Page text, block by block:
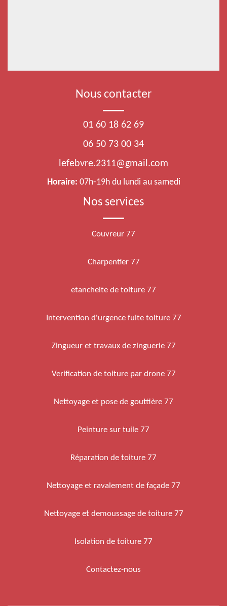
Nous contacter
01 60 18 62 69
06 50 73 00 34
lefebvre.2311@gmail.com
Horaire: 07h-19h du lundi au samedi
Nos services
Couvreur 77
Charpentier 77
etancheite de toiture 77
Intervention d'urgence fuite toiture 77
Zingueur et travaux de zinguerie 77
Verification de toiture par drone 77
Nettoyage et pose de gouttière 77
Peinture sur tuile 77
Réparation de toiture 77
Nettoyage et ravalement de façade 77
Nettoyage et demoussage de toiture 77
Isolation de toiture 77
Contactez-nous